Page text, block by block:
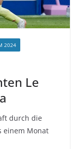
2024
Le
durch die
einem Monat